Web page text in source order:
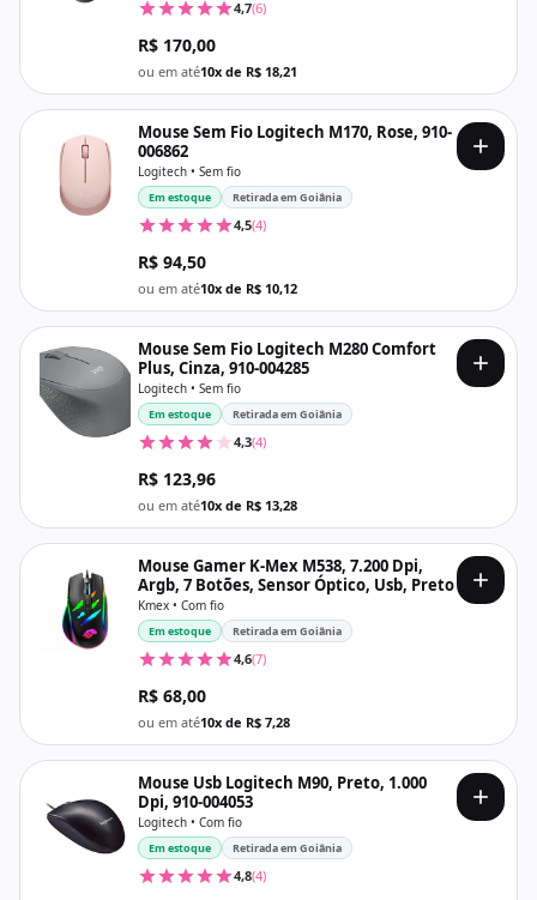
4,7(6)
R$ 170,00
ou em até10x de R$ 18,21
Mouse Sem Fio Logitech M170, Rose, 910-
006862
Logitech • Sem fio
Em estoque Retirada em Goiânia
4,5(4)
R$ 94,50
ou em até10x de R$ 10,12
Mouse Sem Fio Logitech M280 Comfort
Plus, Cinza, 910-004285
Logitech • Sem fio
Em estoque Retirada em Goiânia
4,3(4)
R$ 123,96
ou em até10x de R$ 13,28
Mouse Gamer K-Mex M538, 7.200 Dpi,
Argb, 7 Botões, Sensor Óptico, Usb, Preto
Kmex • Com fio
Em estoque Retirada em Goiânia
4,6(7)
R$ 68,00
ou em até10x de R$ 7,28
Mouse Usb Logitech M90, Preto, 1.000
Dpi, 910-004053
Logitech • Com fio
Em estoque Retirada em Goiânia
4,8(4)